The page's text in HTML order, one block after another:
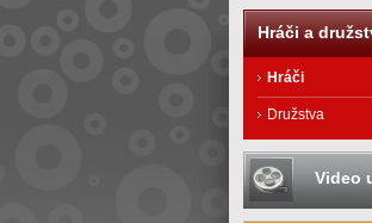
Hráči a
Hráči
Družstva
Video